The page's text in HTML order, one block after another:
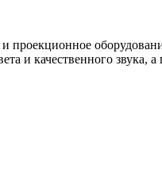
проекционное
качественного звука,